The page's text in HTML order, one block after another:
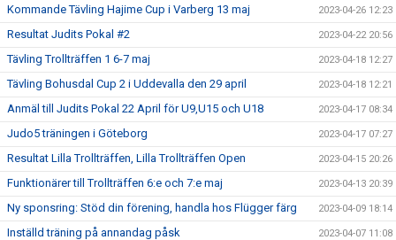
Kommande Tävling Hajime Cup i Varberg 13 maj 2023-04-26 12:23
Resultat Judits Pokal #2 2023-04-22 20:56
Tävling Trollträffen 1 6-7 maj 2023-04-18 12:27
Tävling Bohusdal Cup 2 i Uddevalla den 29 april 2023-04-18 12:21
Anmäl till Judits Pokal 22 April för U9,U15 och U18 2023-04-17 08:34
Judo5 träningen i Göteborg 2023-04-17 07:27
Resultat Lilla Trollträffen, Lilla Trollträffen Open 2023-04-15 20:26
Funktionärer till Trollträffen 6:e och 7:e maj 2023-04-13 20:39
Ny sponsring: Stöd din förening, handla hos Flügger färg 2023-04-09 18:14
Inställd träning på annandag påsk 2023-04-07 11:08